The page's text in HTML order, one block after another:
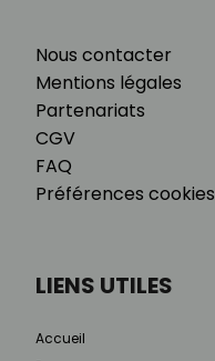
Nous contacter
Mentions légales
Partenariats
CGV
FAQ
Préférences cookies
LIENS UTILES
Accueil